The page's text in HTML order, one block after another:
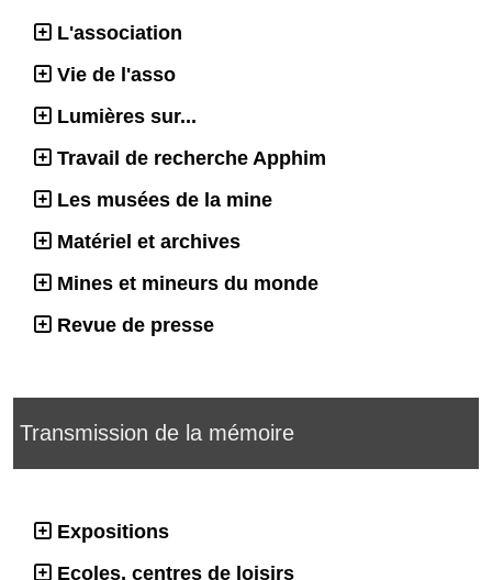
L'association
Vie de l'asso
Lumières sur...
Travail de recherche Apphim
Les musées de la mine
Matériel et archives
Mines et mineurs du monde
Revue de presse
Transmission de la mémoire
Expositions
Ecoles, centres de loisirs